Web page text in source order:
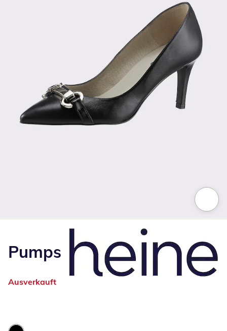
Pumps
Ausverkauft